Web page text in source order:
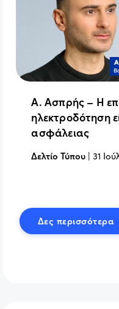
Α. Ασπρής – Η
ηλεκτροδότηση
ασφάλειας
Δελτίο Τύπου |31
Δες περισσότερα